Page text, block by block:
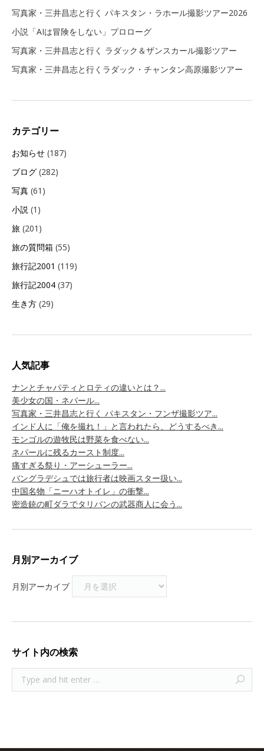
写真家・三井昌志と行く パキスタン・ラホール撮影ツアー2026
小説「AIは冒険をしない」プロローグ
写真家・三井昌志と行く ラダック＆ザンスカール撮影ツアー
写真家・三井昌志と行くラダック・チャンタン高原撮影ツアー
カテゴリー
お知らせ (187)
ブログ (282)
写真 (61)
小説 (1)
旅 (201)
旅の質問箱 (55)
旅行記2001 (119)
旅行記2004 (37)
生き方 (29)
人気記事
ナンとチャパティとロティの違いとは？...
美少女の国・ネパール...
写真家・三井昌志と行く パキスタン・フンザ撮影ツア...
インド人に「俺を撮れ！」と言われたら、どうするべき...
モンゴルの遊牧民は野菜を食べない...
ネパールに残るカースト制度...
痛すぎる祭り・アーシューラー...
バングラデシュでは旅行者は映画スター扱い...
中国名物「ニーハオトイレ」の衝撃...
密造銃の町ダラでタリバンの武器商人に会う...
月別アーカイブ
月別アーカイブ
サイト内の検索